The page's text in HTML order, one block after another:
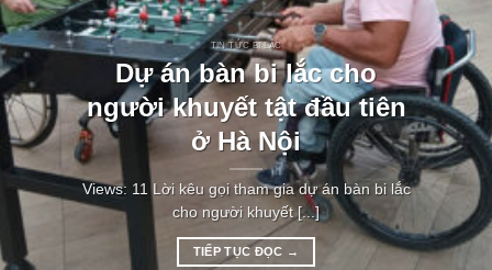
TIN TỨC BI LẮC
Dự án bàn bi lắc cho
người khuyết tật đầu tiên
ở Hà Nội
Views: 11 Lời kêu gọi tham gia dự án bàn bi lắc
cho người khuyết [...]
TIẾP TỤC ĐỌC →